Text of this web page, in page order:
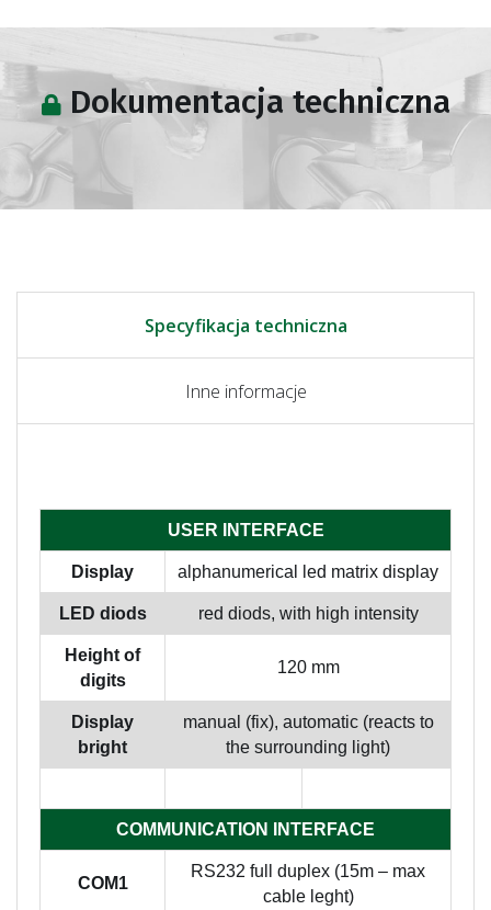
Dokumentacja techniczna
Specyfikacja techniczna
Inne informacje
USER INTERFACE
Display alphanumerical led matrix display
LED diods red diods, with high intensity
Height of
digits
120 mm
Display
bright
manual (fix), automatic (reacts to
the surrounding light)
COMMUNICATION INTERFACE
COM1
RS232 full duplex (15m – max
cable leght)